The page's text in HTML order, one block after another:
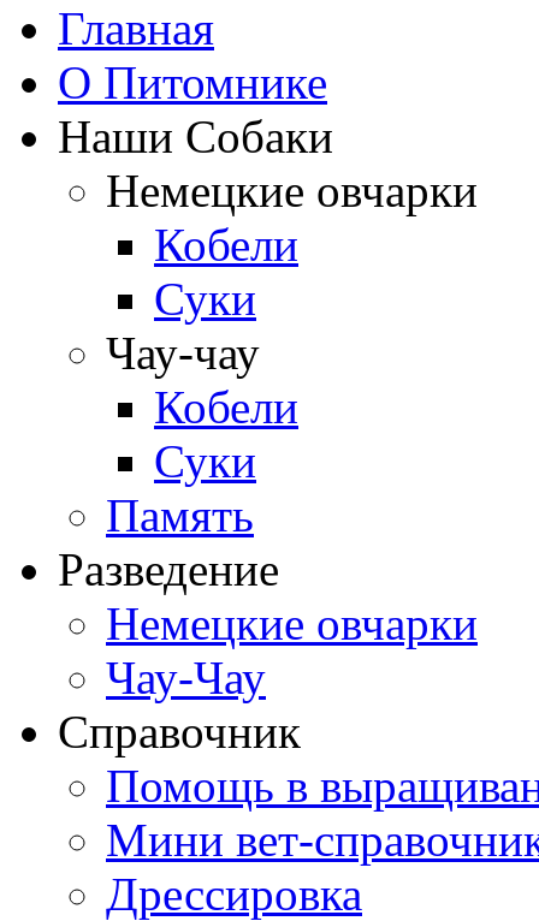
Главная
О Питомнике
Наши Собаки
Немецкие овчарки
Кобели
Суки
Чау-чау
Кобели
Суки
Память
Разведение
Немецкие овчарки
Чау-Чау
Справочник
Помощь в
Мини вет-
Дрессировка